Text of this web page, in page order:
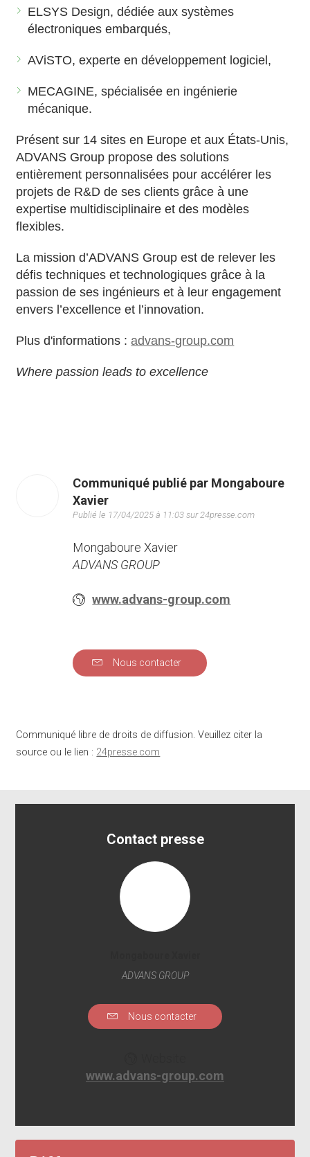
ELSYS Design, dédiée aux systèmes
électroniques embarqués,
AViSTO, experte en développement logiciel,
MECAGINE, spécialisée en ingénierie
mécanique.
Présent sur 14 sites en Europe et aux États-Unis,
ADVANS Group propose des solutions
entièrement personnalisées pour accélérer les
projets de R&D de ses clients grâce à une
expertise multidisciplinaire et des modèles
flexibles.
La mission d’ADVANS Group est de relever les
défis techniques et technologiques grâce à la
passion de ses ingénieurs et à leur engagement
envers l’excellence et l’innovation.
Plus d'informations :advans-group.com
Where passion leads to excellence
Communiqué publié par Mongaboure
Xavier
Publié le 17/04/2025 à 11:03 sur 24presse.com
Mongaboure Xavier
ADVANS GROUP
www.advans-group.com
Nous contacter
Communiqué libre de droits de diffusion. Veuillez citer la
source ou le lien : 24presse.com
Contact presse
ADVANS GROUP
Nous contacter
www.advans-group.com